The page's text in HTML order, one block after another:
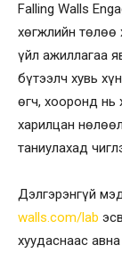
Falling Walls
хөгжлийн төлөө
үйл ажиллагаа
бүтээлч хувь
өгч, хооронд нь
харилцан
таниулахад
Дэлгэрэнгүй
walls.com/lab
хуудаснаас авна